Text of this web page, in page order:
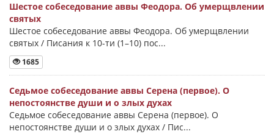
Шестое собеседование аввы Феодора. Об умерщвлении
святых
Шестое собеседование аввы Феодора. Об умерщвлении
святых / Писания к 10-ти (1–10) пос...
1685
Седьмое собеседование аввы Серена (первое). О
непостоянстве души и о злых духах
Седьмое собеседование аввы Серена (первое). О
непостоянстве души и о злых духах / Пис...